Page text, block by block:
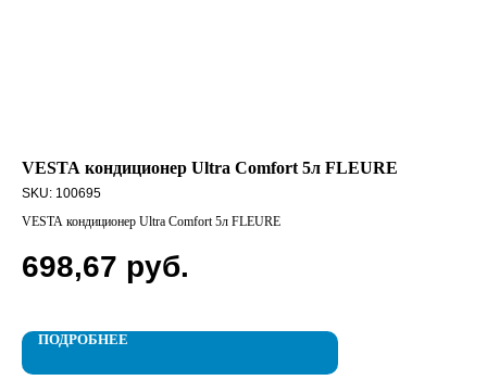
VESTA кондиционер Ultra Comfort 5л FLEURE
SKU: 100695
VESTA кондиционер Ultra Comfort 5л FLEURE
698,67 руб.
ПОДРОБНЕЕ